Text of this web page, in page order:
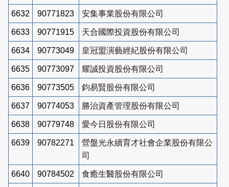
6632 90771823 安集事業股份有限公司
6633 90771915 天合國際投資股份有限公司
6634 90773049 皇冠盟演藝經紀股份有限公司
6635 90773097 耀誠投資股份有限公司
6636 90773505 鈞易賢股份有限公司
6637 90774053 勝治資產管理股份有限公司
6638 90779748 愛今日股份有限公司
6639 90782271
營盤光永續育才社會企業股份有限公
司
6640 90784502 食癒生醫股份有限公司